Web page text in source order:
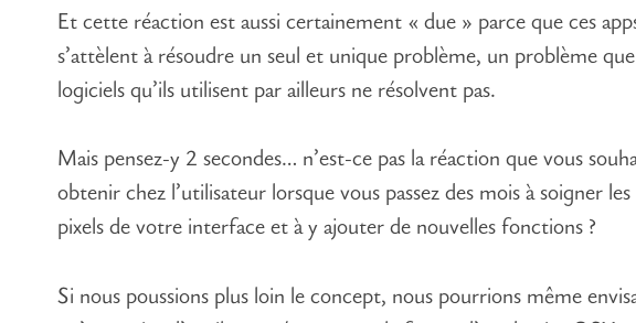
Et cette réaction est aussi certainement « due » parce que ces
s’attèlent à résoudre un seul et unique problème, un problème
logiciels qu’ils utilisent par ailleurs ne résolvent pas.
Mais pensez-y 2 secondes… n’est-ce pas la réaction que vous
obtenir chez l’utilisateur lorsque vous passez des mois à soigner
pixels de votre interface et à y ajouter de nouvelles fonctions ?
Si nous poussions plus loin le concept, nous pourrions même